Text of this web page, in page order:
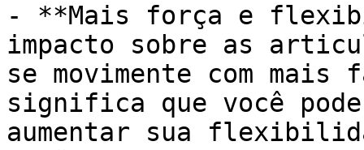
- **Mais força e
impacto sobre as
se movimente com
significa que você
aumentar sua